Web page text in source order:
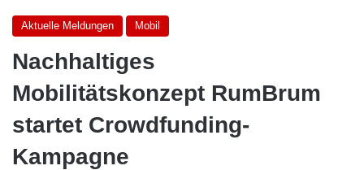
Aktuelle Meldungen Mobil
Nachhaltiges
Mobilitätskonzept RumBrum
startet Crowdfunding-
Kampagne